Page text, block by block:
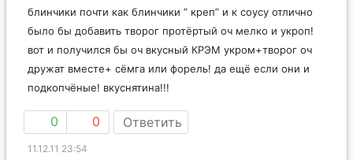
блинчики почти как блинчики ” креп” и к соусу отлично
было бы добавить творог протёртый оч мелко и укроп!
вот и получился бы оч вкусный КРЭМ укром+творог оч
дружат вместе+ сёмга или форель! да ещё если они и
подкопчёные! вкуснятина!!!
0 0 Ответить
11.12.11 23:54